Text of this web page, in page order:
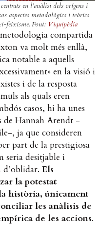
en l’anàlisi dels orígens i
aspectes metodològics i teòrics
feixisme. Font: Viquipèdia
compartida
va molt més enllà,
notable a aquells
en la visió i
i de la resposta
als quals eren
casos, hi ha unes
de Hannah Arendt -
, ja que consideren
part de la prestigiosa
seria desitjable i
d’oblidar.Els
la potestat
història, únicament
les anàlisis de
de les accions.